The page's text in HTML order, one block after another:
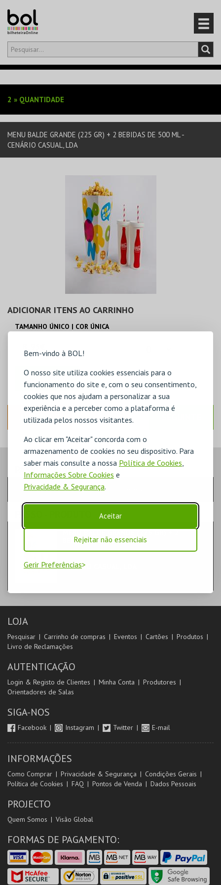
Bem-vindo à BOL!
O nosso site utiliza cookies essenciais para o
funcionamento do site e, com o seu consentimento,
cookies que nos ajudam a personalizar a sua
experiência e a perceber como a plataforma é
utilizada pelos nossos visitantes.
Ao clicar em "Aceitar" concorda com o
armazenamento de cookies no seu dispositivo. Para
saber mais consulte a nossa Política de Cookies
Informações Sobre Cookies e
Privacidade & Segurança.
Aceitar
Rejeitar não essenciais
Gerir Preferências
Olá,iniciar sessão
EVENTOS
CARTÕES
2 » QUANTIDADE
MENU BALDE GRANDE (225 GR) + 2 BEBIDAS DE 500 ML -
CENÁRIO CASUAL, LDA
ADICIONAR ITENS AO CARRINHO
TAMANHO ÚNICO | COR ÚNICA
ADICIONAR
ANTERIOR
PASSO- QUANTIDADE
Escolha a quantidade e os produtos desejados
BEBIDAS DE 500 ML
DIVERSOS
CENÁRIO CASUAL, LDA
LOJA
Pesquisar Carrinho de compras Eventos Cartões
Produtos
Livro de Reclamações
AUTENTICAÇÃO
Login & Registo de Clientes Minha Conta
Produtores
Orientadores de Salas
SIGA-NOS
Facebook Instagram Twitter E-mail
INFORMAÇÕES
Como Comprar Privacidade & Segurança
Condições Gerais
Política de Cookies
FAQ Pontos de Venda Dados Pessoais
PROJECTO
Quem Somos Visão Global
FORMAS DE PAGAMENTO: